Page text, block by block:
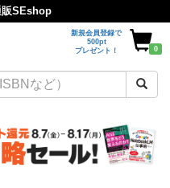
販SEshop
新規会員登録で
500pt
プレゼント！
0